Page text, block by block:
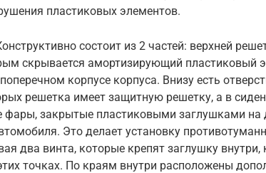
пластиковых элементов.
состоит из 2 частей: верхней
скрывается амортизирующий пластиковый
корпусе корпуса. Внизу есть
решетка имеет защитную решетку, а в
фары, закрытые пластиковыми заглушками на
Это делает установку
два винта, которые крепят заглушку
точках. По краям внутри расположены